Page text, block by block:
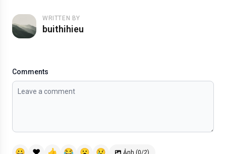
WRITTEN BY
buithihieu
Comments
😀 ❤️ 👍 😂 😮 😢 Ảnh (0/2)